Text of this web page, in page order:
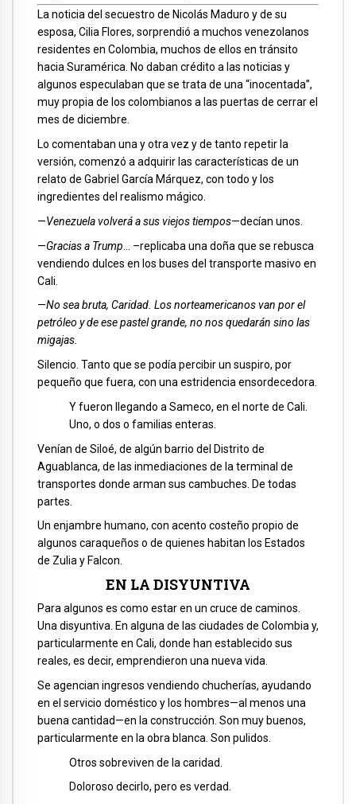
La noticia del secuestro de Nicolás Maduro y de su
esposa, Cilia Flores, sorprendió a muchos venezolanos
residentes en Colombia, muchos de ellos en tránsito
hacia Suramérica. No daban crédito a las noticias y
algunos especulaban que se trata de una “inocentada”,
muy propia de los colombianos a las puertas de cerrar el
mes de diciembre.
Lo comentaban una y otra vez y de tanto repetir la
versión, comenzó a adquirir las características de un
relato de Gabriel García Márquez, con todo y los
ingredientes del realismo mágico.
—Venezuela volverá a sus viejos tiempos—decían unos.
—Gracias a Trump … –replicaba una doña que se rebusca
vendiendo dulces en los buses del transporte masivo en
Cali.
—No sea bruta, Caridad. Los norteamericanos van por el
petróleo y de ese pastel grande, no nos quedarán sino las
migajas.
Silencio. Tanto que se podía percibir un suspiro, por
pequeño que fuera, con una estridencia ensordecedora.
Y fueron llegando a Sameco, en el norte de Cali.
Uno, o dos o familias enteras.
Venían de Siloé, de algún barrio del Distrito de
Aguablanca, de las inmediaciones de la terminal de
transportes donde arman sus cambuches. De todas
partes.
Un enjambre humano, con acento costeño propio de
algunos caraqueños o de quienes habitan los Estados
de Zulia y Falcon.
EN LA DISYUNTIVA
Para algunos es como estar en un cruce de caminos.
Una disyuntiva. En alguna de las ciudades de Colombia y,
particularmente en Cali, donde han establecido sus
reales, es decir, emprendieron una nueva vida.
Se agencian ingresos vendiendo chucherías, ayudando
en el servicio doméstico y los hombres—al menos una
buena cantidad—en la construcción. Son muy buenos,
particularmente en la obra blanca. Son pulidos.
Otros sobreviven de la caridad.
Doloroso decirlo, pero es verdad.